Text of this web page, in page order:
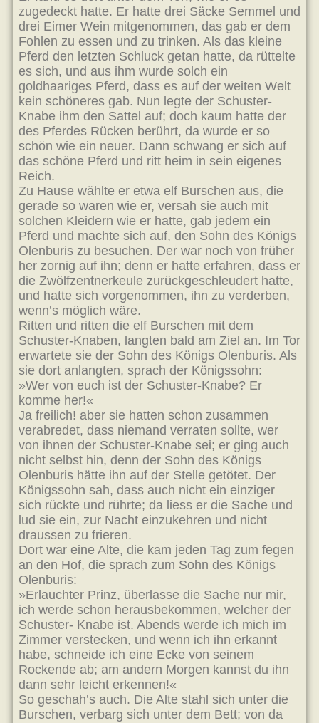
zugedeckt hatte. Er hatte drei Säcke Semmel und
drei Eimer Wein mitgenommen, das gab er dem
Fohlen zu essen und zu trinken. Als das kleine
Pferd den letzten Schluck getan hatte, da rüttelte
es sich, und aus ihm wurde solch ein
goldhaariges Pferd, dass es auf der weiten Welt
kein schöneres gab. Nun legte der Schuster-
Knabe ihm den Sattel auf; doch kaum hatte der
des Pferdes Rücken berührt, da wurde er so
schön wie ein neuer. Dann schwang er sich auf
das schöne Pferd und ritt heim in sein eigenes
Reich.
Zu Hause wählte er etwa elf Burschen aus, die
gerade so waren wie er, versah sie auch mit
solchen Kleidern wie er hatte, gab jedem ein
Pferd und machte sich auf, den Sohn des Königs
Olenburis zu besuchen. Der war noch von früher
her zornig auf ihn; denn er hatte erfahren, dass er
die Zwölfzentnerkeule zurückgeschleudert hatte,
und hatte sich vorgenommen, ihn zu verderben,
wenn’s möglich wäre.
Ritten und ritten die elf Burschen mit dem
Schuster-Knaben, langten bald am Ziel an. Im Tor
erwartete sie der Sohn des Königs Olenburis. Als
sie dort anlangten, sprach der Königssohn:
»Wer von euch ist der Schuster-Knabe? Er
komme her!«
Ja freilich! aber sie hatten schon zusammen
verabredet, dass niemand verraten sollte, wer
von ihnen der Schuster-Knabe sei; er ging auch
nicht selbst hin, denn der Sohn des Königs
Olenburis hätte ihn auf der Stelle getötet. Der
Königssohn sah, dass auch nicht ein einziger
sich rückte und rührte; da liess er die Sache und
lud sie ein, zur Nacht einzukehren und nicht
draussen zu frieren.
Dort war eine Alte, die kam jeden Tag zum fegen
an den Hof, die sprach zum Sohn des Königs
Olenburis:
»Erlauchter Prinz, überlasse die Sache nur mir,
ich werde schon herausbekommen, welcher der
Schuster- Knabe ist. Abends werde ich mich im
Zimmer verstecken, und wenn ich ihn erkannt
habe, schneide ich eine Ecke von seinem
Rockende ab; am andern Morgen kannst du ihn
dann sehr leicht erkennen!«
So geschah’s auch. Die Alte stahl sich unter die
Burschen, verbarg sich unter dem Bett; von da